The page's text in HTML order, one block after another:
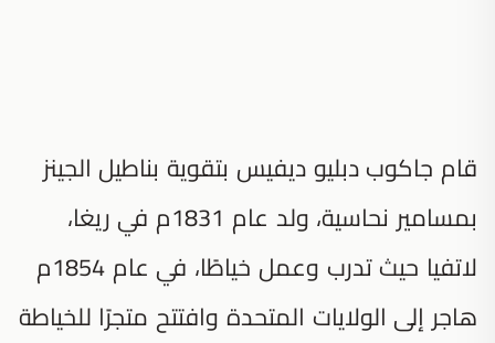
قام جاكوب دبليو ديفيس بتقوية بناطيل الجينز
بمسامير نحاسية، ولد عام 1831م في ريغا،
لاتفيا حيث تدرب وعمل خياطًا، في عام 1854م
هاجر إلى الولايات المتحدة وافتتح متجرًا للخياطة